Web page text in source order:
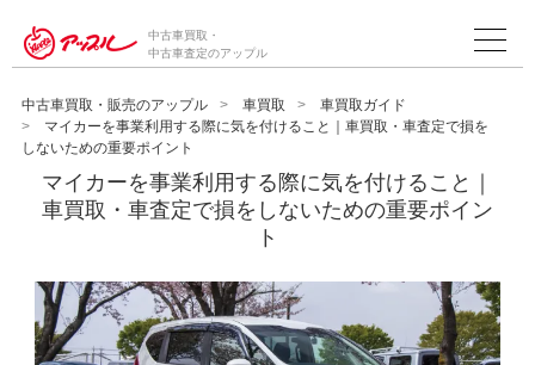
中古車買取・
中古車査定のアップル
中古車買取・販売のアップル 車買取
車買取ガイド
マイカーを事業利用する際に気を付けること｜車買取・車査定で損を
しないための重要ポイント
マイカーを事業利用する際に気を付けること｜
車買取・車査定で損をしないための重要ポイン
ト